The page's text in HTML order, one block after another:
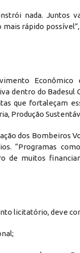
nada. Juntos
rápido
dentro do
que fortaleçam
Produção
dos Bombeiros
“Programas
de muitos
licitatório, deve